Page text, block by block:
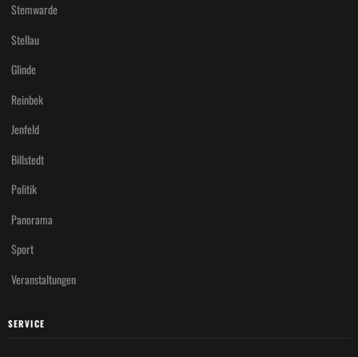
Stemwarde
Stellau
Glinde
Reinbek
Jenfeld
Billstedt
Politik
Panorama
Sport
Veranstaltungen
SERVICE